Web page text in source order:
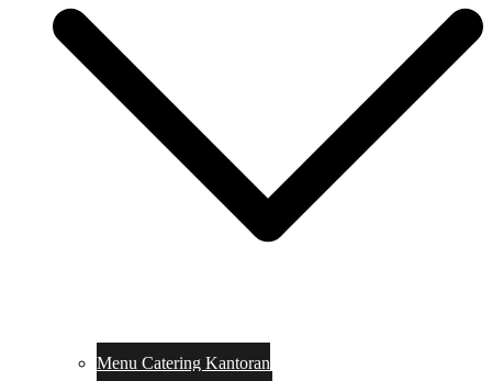
Menu Catering Kantoran